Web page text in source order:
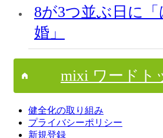
8が3つ並ぶ日に
婚」
mixi ワードト
健全化の取り組み
プライバシーポリシー
新規登録